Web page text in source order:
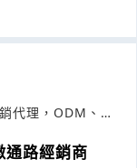
代理，ODM、
通路經銷商